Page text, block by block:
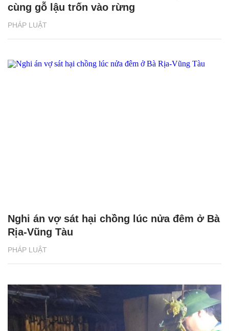
PHÁP LUẬT
cùng gỗ lậu trốn vào rừng
PHÁP LUẬT
Nghi án vợ sát hại chồng lúc nửa đêm ở Bà
Rịa-Vũng Tàu